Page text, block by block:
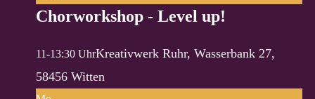
Chorworkshop - Level up!
11-13:30 UhrKreativwerk Ruhr, Wasserbank 27,
58456 Witten